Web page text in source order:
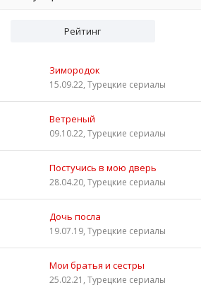
Рейтинг
Зимородок
15.09.22, Турецкие сериалы
Ветреный
09.10.22, Турецкие сериалы
Постучись в мою дверь
28.04.20, Турецкие сериалы
Дочь посла
19.07.19, Турецкие сериалы
Мои братья и сестры
25.02.21, Турецкие сериалы